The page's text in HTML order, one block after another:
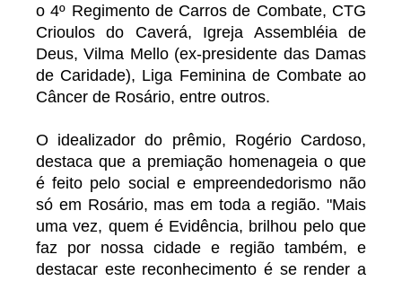
o 4º Regimento de Carros de Combate, CTG
Crioulos do Caverá, Igreja Assembléia de
Deus, Vilma Mello (ex-presidente das Damas
de Caridade), Liga Feminina de Combate ao
Câncer de Rosário, entre outros.
O idealizador do prêmio, Rogério Cardoso,
destaca que a premiação homenageia o que
é feito pelo social e empreendedorismo não
só em Rosário, mas em toda a região. "Mais
uma vez, quem é Evidência, brilhou pelo que
faz por nossa cidade e região também, e
destacar este reconhecimento é se render a